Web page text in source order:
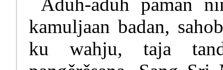
kamuljaan badan,
ku wahju, taja